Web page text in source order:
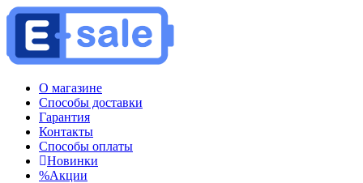
О магазине
Способы доставки
Гарантия
Контакты
Способы оплаты
Новинки
%Акции